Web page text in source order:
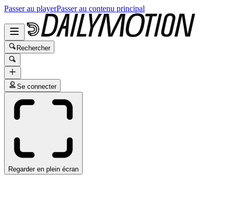
Passer au playerPasser au contenu principal
Rechercher
Se connecter
Regarder en plein écran